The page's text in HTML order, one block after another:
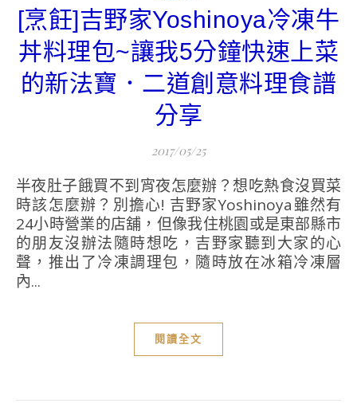
[烹飪]吉野家Yoshinoya冷凍牛
丼料理包~讓我5分鐘快速上菜
的新法寶．二道創意料理食譜
分享
2017/05/25
半夜肚子餓買不到宵夜怎麼辦？想吃熱食沒買菜
時該怎麼辦？別擔心! 吉野家Yoshinoya雖然有
24小時營業的店舖，但像我住桃園或是東部縣市
的朋友沒辦法隨時想吃，吉野家聽到大家的心
聲，推出了冷凍調理包，隨時放在冰箱冷凍層
內...
閱讀全文